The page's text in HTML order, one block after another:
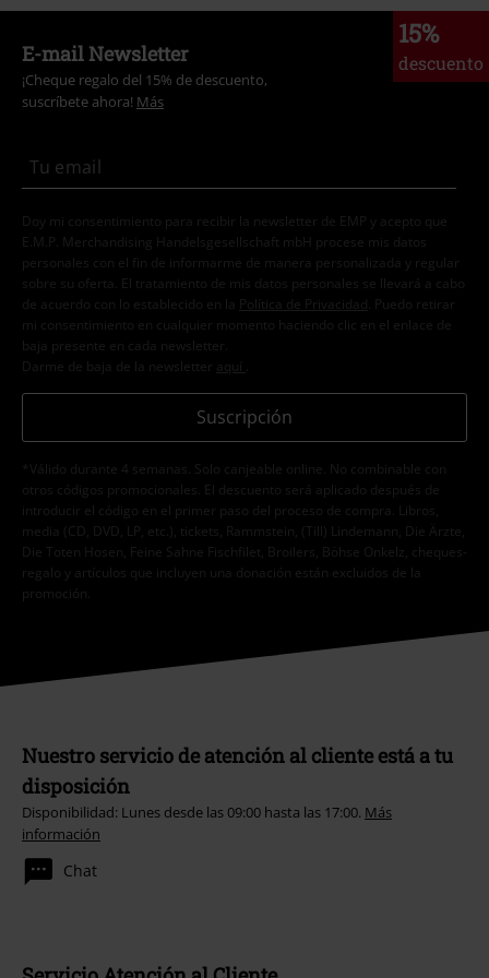
15%
descuento
E-mail Newsletter
¡Cheque regalo del 15% de descuento,
suscríbete ahora! Más
Doy mi consentimiento para recibir la newsletter de EMP y acepto que
E.M.P. Merchandising Handelsgesellschaft mbH procese mis datos
personales con el fin de informarme de manera personalizada y regular
sobre su oferta. El tratamiento de mis datos personales se llevará a cabo
de acuerdo con lo establecido en la
Política de Privacidad . Puedo retirar
mi consentimiento en cualquier momento haciendo clic en el enlace de
baja presente en cada newsletter.
Darme de baja de la newsletter
aquí
Suscripción
*Válido durante 4 semanas. Solo canjeable online. No combinable con
otros códigos promocionales. El descuento será aplicado después de
introducir el código en el primer paso del proceso de compra. Libros,
media (CD, DVD, LP, etc.), tickets, Rammstein, (Till) Lindemann, Die Ärzte,
Die Toten Hosen, Feine Sahne Fischfilet, Broilers, Böhse Onkelz, cheques-
regalo y artículos que incluyen una donación están excluidos de la
promoción.
Nuestro servicio de atención al cliente está a tu
disposición
Disponibilidad: Lunes desde las 09:00 hasta las 17:00. Más
información
Chat